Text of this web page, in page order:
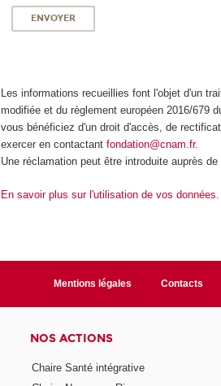
Les informations recueillies font l'objet d'un
modifiée et du règlement européen 2016/679
vous bénéficiez d'un droit d'accès, de
exercer en contactantfondation@cnam.fr.
Une réclamation peut être introduite auprès de
En savoir plus sur l'utilisation de vos données.
Mentions légales Contacts
NOS ACTIONS
Chaire Santé intégrative